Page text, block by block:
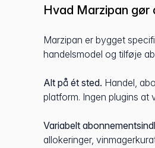
Hvad Marzipan gør
Marzipan er bygget
handelsmodel og tilføje
Alt på ét sted. Handel,
platform. Ingen plugins
Variabelt
allokeringer,